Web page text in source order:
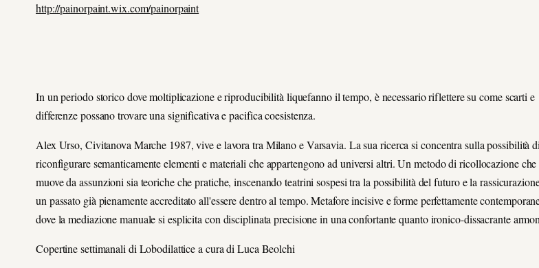
http://painorpaint.wix.com/painorpaint
In un periodo storico dove moltiplicazione e riproducibilità liquefanno il tempo, è necessario riflettere su come scarti e
differenze possano trovare una significativa e pacifica coesistenza.
Alex Urso, Civitanova Marche 1987, vive e lavora tra Milano e Varsavia. La sua ricerca si concentra sulla possibilità
riconfigurare semanticamente elementi e materiali che appartengono ad universi altri. Un metodo di ricollocazione che
muove da assunzioni sia teoriche che pratiche, inscenando teatrini sospesi tra la possibilità del futuro e la
un passato già pienamente accreditato all'essere dentro al tempo. Metafore incisive e forme perfettamente
dove la mediazione manuale si esplicita con disciplinata precisione in una confortante quanto ironico-dissacrante
Copertine settimanali di Lobodilattice a cura di Luca Beolchi